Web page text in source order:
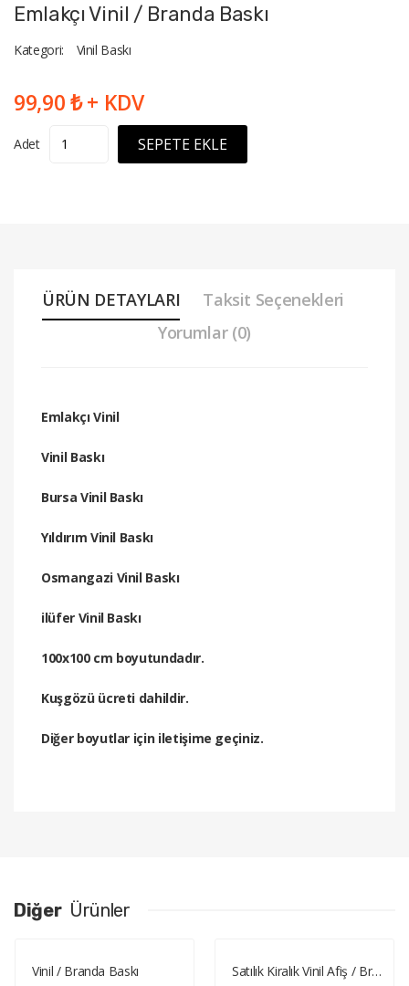
Emlakçı Vinil / Branda Baskı
Kategori: Vinil Baskı
99,90 ₺ + KDV
Adet SEPETE EKLE
ÜRÜN DETAYLARI
Taksit Seçenekleri
Yorumlar (0)
Emlakçı Vinil
Vinil Baskı
Bursa Vinil Baskı
Yıldırım Vinil Baskı
Osmangazi Vinil Baskı
ilüfer Vinil Baskı
100x100 cm boyutundadır.
Kuşgözü ücreti dahildir.
Diğer boyutlar için iletişime geçiniz.
Diğer Ürünler
Vinil / Branda Baskı Satılık Kiralık Vinil Afiş / Branda Baskı